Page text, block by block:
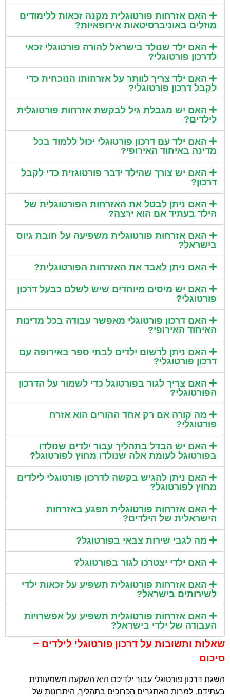
האם אזרחות פורטוגלית מקנה זכאות ללימודים
מוזלים באוניברסיטאות אירופאיות?
האם ילד שנולד בישראל להורה פורטוגלי זכאי
לדרכון פורטוגלי?
האם ילד צריך לוותר על אזרחותו הנוכחית כדי
לקבל דרכון פורטוגלי?
האם יש מגבלת גיל לבקשת אזרחות פורטוגלית
לילדים?
האם ילד עם דרכון פורטוגלי יכול ללמוד בכל
מדינה באיחוד האירופי?
האם יש צורך שהילד ידבר פורטוגזית כדי לקבל
דרכון?
האם ניתן לבטל את האזרחות הפורטוגלית של
הילד בעתיד אם הוא ירצה?
האם אזרחות פורטוגלית משפיעה על חובת גיוס
בישראל?
האם ניתן לאבד את האזרחות הפורטוגלית?
האם יש מיסים מיוחדים שיש לשלם כבעל דרכון
פורטוגלי?
האם דרכון פורטוגלי מאפשר עבודה בכל מדינות
האיחוד האירופי?
האם ניתן לרשום ילדים לבתי ספר באירופה עם
דרכון פורטוגלי?
האם צריך לגור בפורטוגל כדי לשמור על הדרכון
הפורטוגלי?
מה קורה אם רק אחד ההורים הוא אזרח
פורטוגלי?
האם יש הבדל בתהליך עבור ילדים שנולדו
בפורטוגל לעומת אלה שנולדו מחוץ לפורטוגל?
האם ניתן להגיש בקשה לדרכון פורטוגלי לילדים
מחוץ לפורטוגל?
האם אזרחות פורטוגלית תפגע באזרחות
הישראלית של הילדים?
מה לגבי שירות צבאי בפורטוגל?
האם ילדי יצטרכו לגור בפורטוגל?
האם אזרחות פורטוגלית תשפיע על זכאות ילדי
לשירותים בישראל?
האם אזרחות פורטוגלית תשפיע על אפשרויות
העבודה של ילדי בישראל?
שאלות ותשובות על דרכון פורטוגלי לילדים –
סיכום
השגת דרכון פורטוגלי עבור ילדיכם היא השקעה משמעותית
בעתידם. למרות האתגרים הכרוכים בתהליך, היתרונות של